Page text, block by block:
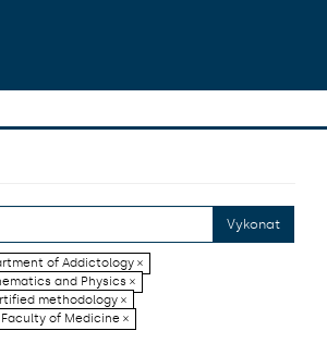
Vykonat
of Addictology ×
and Physics ×
methodology ×
of Medicine ×